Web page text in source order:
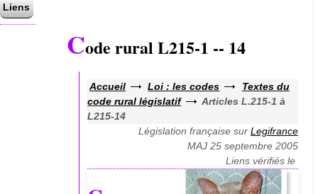
Liens
Code rural L215-1 -- 14
Accueil Loi : les codes
Textes du
code rural législatif
Articles L.215-1 à
L215-14
Législation française sur Legifrance
MAJ 25 septembre 2005
Liens vérifiés le